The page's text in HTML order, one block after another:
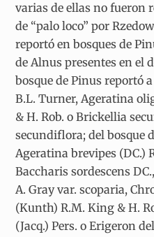
varias de ellas no fueron
de “palo loco” por
reportó en bosques de
de Alnus presentes en el
bosque de Pinus reportó
B.L. Turner, Ageratina
& H. Rob. o Brickellia
secundiflora; del bosque
Ageratina brevipes (DC.)
Baccharis sordescens
A. Gray var. scoparia,
(Kunth) R.M. King & H.
(Jacq.) Pers. o Erigeron